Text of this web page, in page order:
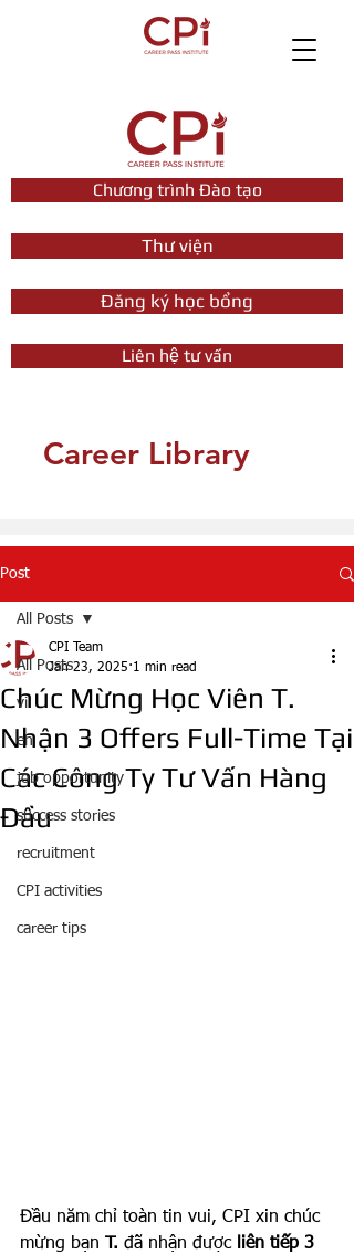
Chương trình Đào tạo
Thư viện
Đăng ký học bổng
Liên hệ tư vấn
Career Library
Post
All Posts
vi
en
job opportunity
success stories
recruitment
CPI activities
career tips
All Posts
Chúc Mừng Học Viên T.
Nhận 3 Offers Full-Time Tại
Các Công Ty Tư Vấn Hàng
Đầu
CPI Team
Jan 23, 2025 1 min read
Đầu năm chỉ toàn tin vui, CPI xin chúc
mừng bạn
T. đã nhận được liên tiếp 3